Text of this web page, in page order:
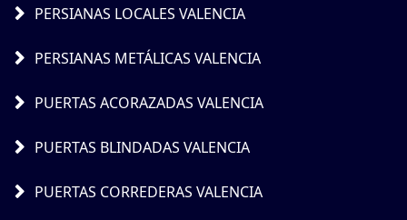
PERSIANAS LOCALES VALENCIA
PERSIANAS METÁLICAS VALENCIA
PUERTAS ACORAZADAS VALENCIA
PUERTAS BLINDADAS VALENCIA
PUERTAS CORREDERAS VALENCIA